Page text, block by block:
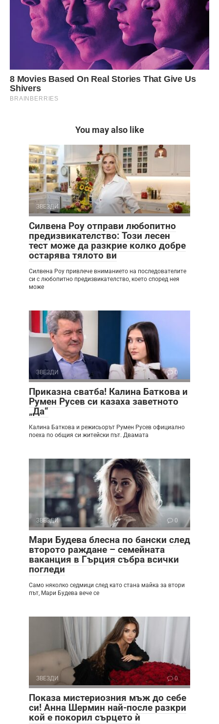
You may also like
ЗВЕЗДИ 0
Силвена Роу отправи любопитно
предизвикателство: Този лесен
тест може да разкрие колко добре
остарява тялото ви
Силвена Роу привлече вниманието на последователите
си с любопитно предизвикателство, което според нея
може
ЗВЕЗДИ 0
Приказна сватба! Калина Баткова и
Румен Русев си казаха заветното
„Да“
Калина Баткова и режисьорът Румен Русев официално
поеха по общия си житейски път. Двамата
ЗВЕЗДИ 0
Мари Будева блесна по бански след
второто раждане – семейната
ваканция в Гърция събра всички
погледи
Само няколко седмици след като стана майка за втори
път, Мари Будева вече се
ЗВЕЗДИ 0
Показа мистериозния мъж до себе
си! Анна Шермин най-после разкри
кой е покорил сърцето ѝ